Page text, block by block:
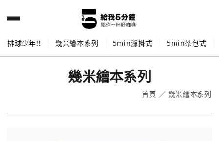
排球少年!! 幾米繪本系列 5min濾掛式 5min茶包式
幾米繪本系列
首頁 ／幾米繪本系列